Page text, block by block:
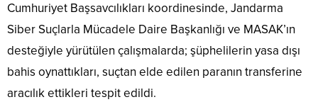
Cumhuriyet Başsavcılıkları koordinesinde, Jandarma
Siber Suçlarla Mücadele Daire Başkanlığı ve MASAK’ın
desteğiyle yürütülen çalışmalarda; şüphelilerin yasa dışı
bahis oynattıkları, suçtan elde edilen paranın transferine
aracılık ettikleri tespit edildi.